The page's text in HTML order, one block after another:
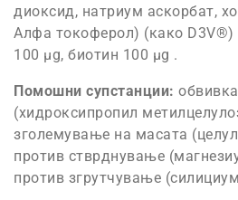
диоксид, натриум аскорбат,
Алфа токоферол) (како D3V®)
100 µg, биотин 100 µg .
Помошни супстанции:
(хидроксипропил
зголемување на масата
против стврднување
против згрутчување